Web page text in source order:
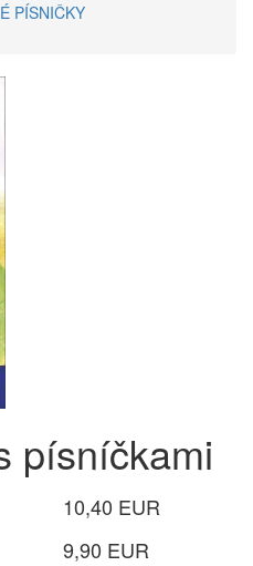
PÍSNIČKY
písníčkami
10,40 EUR
9,90 EUR